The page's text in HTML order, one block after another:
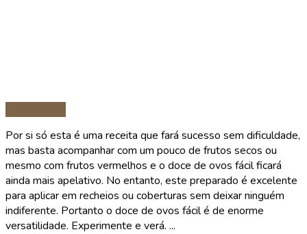
Por si só esta é uma receita que fará sucesso sem dificuldade,
mas basta acompanhar com um pouco de frutos secos ou
mesmo com frutos vermelhos e o doce de ovos fácil ficará
ainda mais apelativo. No entanto, este preparado é excelente
para aplicar em recheios ou coberturas sem deixar ninguém
indiferente. Portanto o doce de ovos fácil é de enorme
versatilidade. Experimente e verá. ...